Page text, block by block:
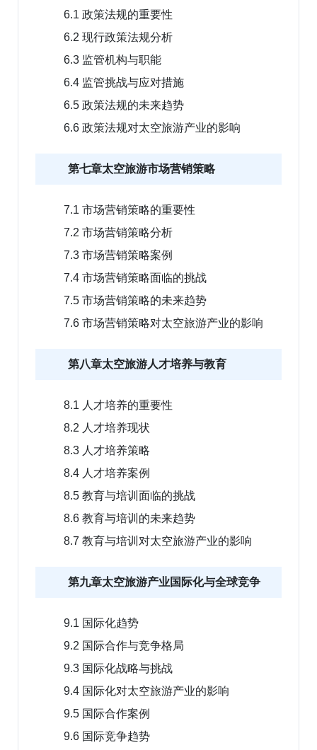
6.1 政策法规的重要性
6.2 现行政策法规分析
6.3 监管机构与职能
6.4 监管挑战与应对措施
6.5 政策法规的未来趋势
6.6 政策法规对太空旅游产业的影响
第七章太空旅游市场营销策略
7.1 市场营销策略的重要性
7.2 市场营销策略分析
7.3 市场营销策略案例
7.4 市场营销策略面临的挑战
7.5 市场营销策略的未来趋势
7.6 市场营销策略对太空旅游产业的影响
第八章太空旅游人才培养与教育
8.1 人才培养的重要性
8.2 人才培养现状
8.3 人才培养策略
8.4 人才培养案例
8.5 教育与培训面临的挑战
8.6 教育与培训的未来趋势
8.7 教育与培训对太空旅游产业的影响
第九章太空旅游产业国际化与全球竞争
9.1 国际化趋势
9.2 国际合作与竞争格局
9.3 国际化战略与挑战
9.4 国际化对太空旅游产业的影响
9.5 国际合作案例
9.6 国际竞争趋势